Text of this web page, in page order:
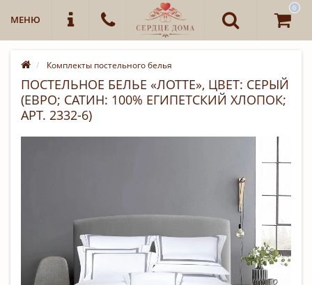
МЕНЮ
0
Комплекты постельного белья
ПОСТЕЛЬНОЕ БЕЛЬЕ «ЛОТТЕ», ЦВЕТ: СЕРЫЙ
(ЕВРО; САТИН: 100% ЕГИПЕТСКИЙ ХЛОПОК;
АРТ. 2332-6)